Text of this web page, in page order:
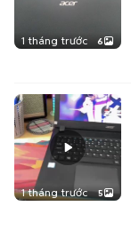
1 tháng trước 6
1 tháng trước 5